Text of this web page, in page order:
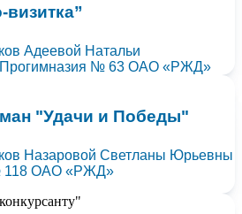
Адеевой Натальи
№ 63 ОАО «РЖД»
"Удачи и Победы"
Назаровой Светланы Юрьевны
118 ОАО «РЖД»